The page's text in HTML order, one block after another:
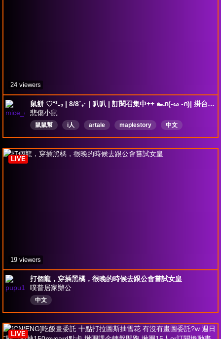
鼠餅 ♡⁼³₌₃ | 8/8˚₊· | 叭叭 | 訂閱召集中++ ๛ก(-ω -ก)| 掛台音量調5%
悲傷小鼠
鼠鼠幫 i人 artale maplestory 中文
24 viewers
打個龍，穿插黑橘，很晚的時候去跟公會嘗試女皇
噗普居家辦公
中文
LIVE
19 viewers
LIVE